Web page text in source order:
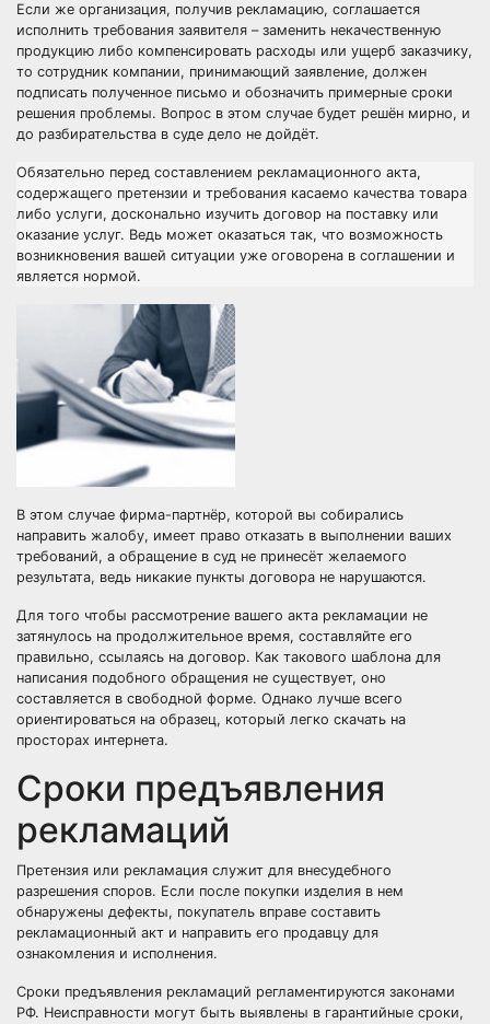
Если же организация, получив рекламацию, соглашается
исполнить требования заявителя – заменить некачественную
продукцию либо компенсировать расходы или ущерб заказчику,
то сотрудник компании, принимающий заявление, должен
подписать полученное письмо и обозначить примерные сроки
решения проблемы. Вопрос в этом случае будет решён мирно, и
до разбирательства в суде дело не дойдёт.
Обязательно перед составлением рекламационного акта,
содержащего претензии и требования касаемо качества товара
либо услуги, досконально изучить договор на поставку или
оказание услуг. Ведь может оказаться так, что возможность
возникновения вашей ситуации уже оговорена в соглашении и
является нормой.
В этом случае фирма-партнёр, которой вы собирались
направить жалобу, имеет право отказать в выполнении ваших
требований, а обращение в суд не принесёт желаемого
результата, ведь никакие пункты договора не нарушаются.
Для того чтобы рассмотрение вашего акта рекламации не
затянулось на продолжительное время, составляйте его
правильно, ссылаясь на договор. Как такового шаблона для
написания подобного обращения не существует, оно
составляется в свободной форме. Однако лучше всего
ориентироваться на образец, который легко скачать на
просторах интернета.
Сроки предъявления
рекламаций
Претензия или рекламация служит для внесудебного
разрешения споров. Если после покупки изделия в нем
обнаружены дефекты, покупатель вправе составить
рекламационный акт и направить его продавцу для
ознакомления и исполнения.
Сроки предъявления рекламаций регламентируются законами
РФ. Неисправности могут быть выявлены в гарантийные сроки,